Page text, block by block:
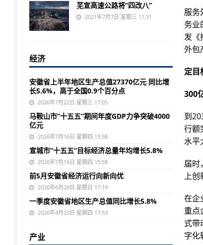
服务
务业
发《
外包
定目
300
到
行额
水平
届时
上创
在企
重点
式带
字化
芜宣高速公路将“四改八”
2021年7月7日 星期三 11:31
经济
安徽省上半年地区生产总值27370亿元 同比增
长5.6%，高于全国0.9个百分点
2026年7月22日 星期三 17:05
马鞍山市“十五五”期间年度GDP力争突破4000
亿元
2026年7月16日 星期四 15:58
宣城市“十五五”目标经济总量年均增长5.8%
2026年7月16日 星期四 15:58
前5月安徽省经济运行向新向优
2026年6月28日 星期日 17:19
一季度安徽省地区生产总值同比增长5.8%
2026年4月23日 星期四 17:53
产业